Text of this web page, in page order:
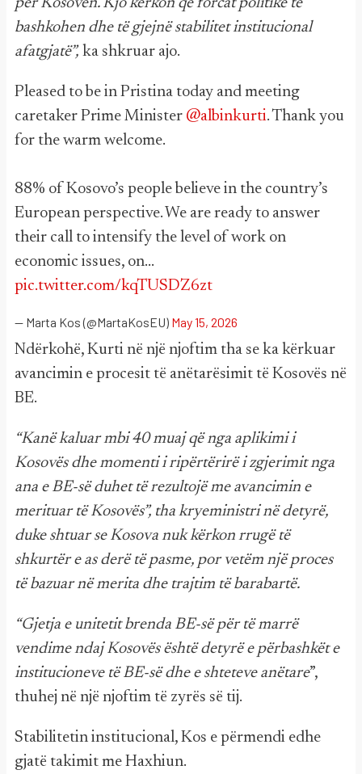
për Kosovën. Kjo kërkon që forcat politike të
bashkohen dhe të gjejnë stabilitet institucional
afatgjatë”, ka shkruar ajo.
Pleased to be in Pristina today and meeting
caretaker Prime Minister @albinkurti. Thank you
for the warm welcome.
88% of Kosovo’s people believe in the country’s
European perspective. We are ready to answer
their call to intensify the level of work on
economic issues, on…
pic.twitter.com/kqTUSDZ6zt
— Marta Kos (@MartaKosEU) May 15, 2026
Ndërkohë, Kurti në një njoftim tha se ka kërkuar
avancimin e procesit të anëtarësimit të Kosovës në
BE.
“Kanë kaluar mbi 40 muaj që nga aplikimi i
Kosovës dhe momenti i ripërtërirë i zgjerimit nga
ana e BE-së duhet të rezultojë me avancimin e
merituar të Kosovës”, tha kryeministri në detyrë,
duke shtuar se Kosova nuk kërkon rrugë të
shkurtër e as derë të pasme, por vetëm një proces
të bazuar në merita dhe trajtim të barabartë.
“Gjetja e unitetit brenda BE-së për të marrë
vendime ndaj Kosovës është detyrë e përbashkët e
institucioneve të BE-së dhe e shteteve anëtare”,
thuhej në një njoftim të zyrës së tij.
Stabilitetin institucional, Kos e përmendi edhe
gjatë takimit me Haxhiun.